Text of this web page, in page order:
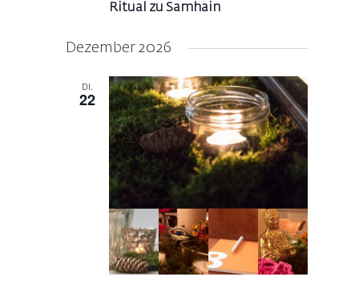
Ritual zu Samhain
Dezember 2026
DI.
22